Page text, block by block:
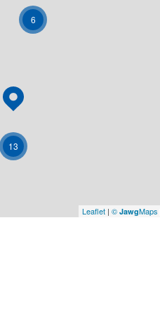
6
13
Leaflet |©JawgMaps